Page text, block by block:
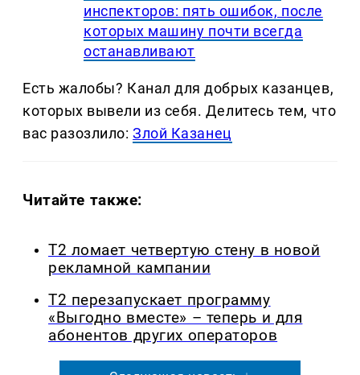
инспекторов: пять ошибок, после
которых машину почти всегда
останавливают
Есть жалобы? Канал для добрых казанцев,
которых вывели из себя. Делитеcь тем, что
вас разозлило:Злой Казанец
Читайте также:
Т2 ломает четвертую стену в новой
рекламной кампании
Т2 перезапускает программу
«Выгодно вместе» – теперь и для
абонентов других операторов